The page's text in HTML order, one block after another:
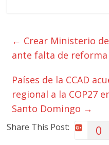
← Crear Ministerio
ante falta de
Países de la CCAD
regional a la COP27
Santo Domingo →
Share This Post: 0